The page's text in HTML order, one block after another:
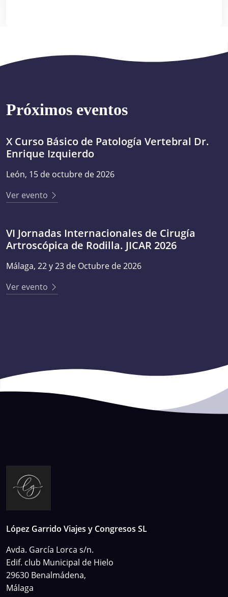
Próximos eventos
X Curso Básico de Patología Vertebral Dr.
Enrique Izquierdo
León, 15 de octubre de 2026
Ver evento
VI Jornadas Internacionales de Cirugía
Artroscópica de Rodilla. JICAR 2026
Málaga, 22 y 23 de Octubre de 2026
Ver evento
López Garrido Viajes y Congresos SL
Avda. García Lorca s/n.
Edif. club Municipal de Hielo
29630 Benalmádena,
Málaga